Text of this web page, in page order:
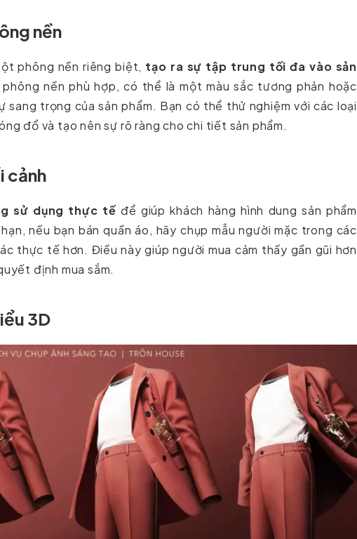
nền
phông nền riêng biệt, tạo ra sự tập trung tối đa vào sản
nền phù hợp, có thể là một màu sắc tương phản hoặc
trọng của sản phẩm. Bạn có thể thử nghiệm với các loại
đổ và tạo nên sự rõ ràng cho chi tiết sản phẩm.
cảnh
sử dụng thực tếđể giúp khách hàng hình dung sản phẩm
nếu bạn bán quần áo, hãy chụp mẫu người mặc trong các
thực tế hơn. Điều này giúp người mua cảm thấy gần gũi hơn
định mua sắm.
3D